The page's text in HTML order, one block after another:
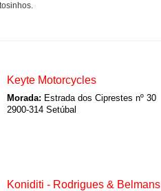
Keyte Motorcycles
Morada: Estrada dos Ciprestes nº 30
2900-314 Setúbal
Koniditi - Rodrigues & Belmans